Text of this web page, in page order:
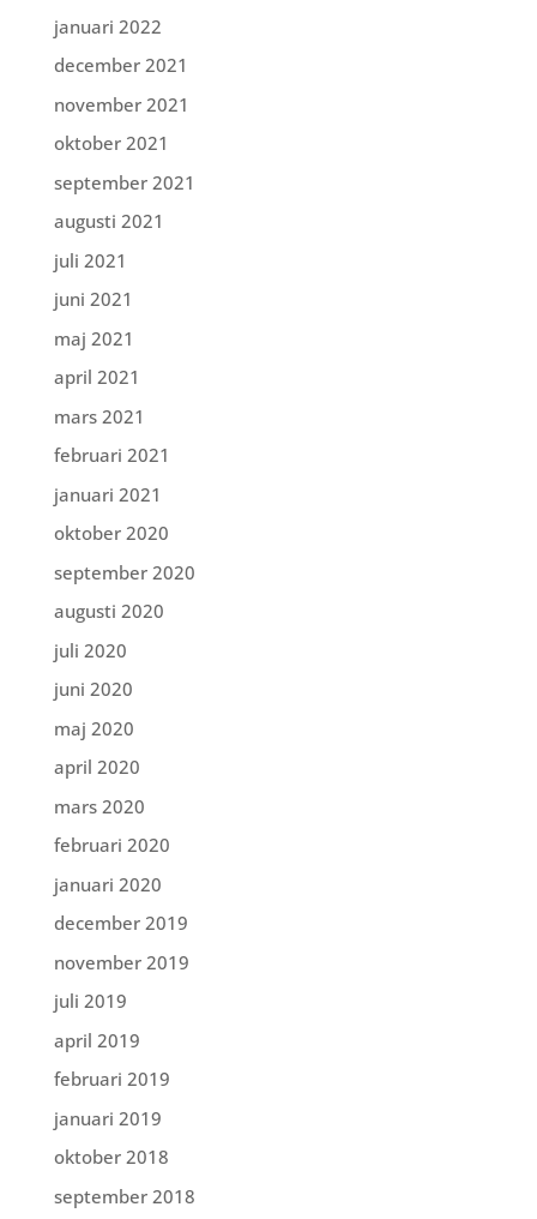
januari 2022
december 2021
november 2021
oktober 2021
september 2021
augusti 2021
juli 2021
juni 2021
maj 2021
april 2021
mars 2021
februari 2021
januari 2021
oktober 2020
september 2020
augusti 2020
juli 2020
juni 2020
maj 2020
april 2020
mars 2020
februari 2020
januari 2020
december 2019
november 2019
juli 2019
april 2019
februari 2019
januari 2019
oktober 2018
september 2018